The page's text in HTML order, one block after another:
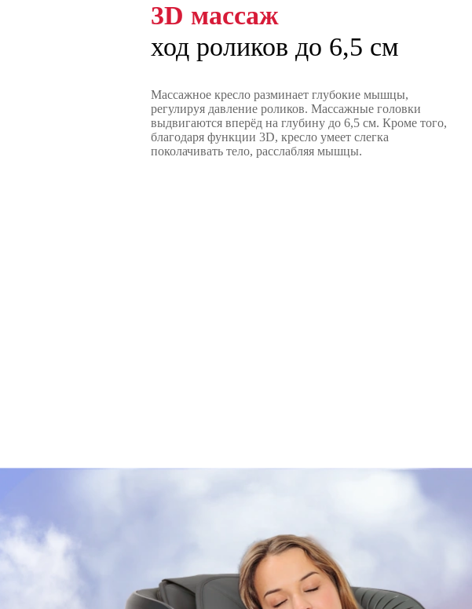
3D массаж
ход роликов до 6,5 см
Массажное кресло разминает глубокие мышцы,
регулируя давление роликов. Массажные головки
выдвигаются вперёд на глубину до 6,5 см. Кроме того,
благодаря функции 3D, кресло умеет слегка
поколачивать тело, расслабляя мышцы.